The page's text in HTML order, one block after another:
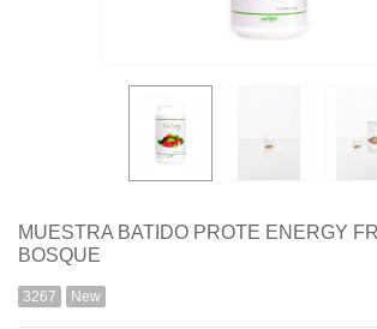
MUESTRA BATIDO PROTE ENERGY
BOSQUE
3267 New